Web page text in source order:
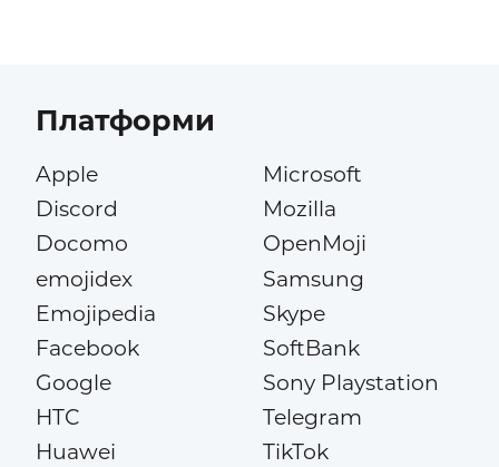
Платформи
Apple
Discord
Docomo
emojidex
Emojipedia
Facebook
Google
HTC
Huawei
Microsoft
Mozilla
OpenMoji
Samsung
Skype
SoftBank
Sony Playstation
Telegram
TikTok